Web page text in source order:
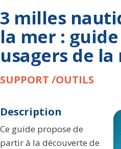
3 milles
la mer :
usagers de la
SUPPORT /OUTILS
Description
Ce guide propose de
partir à la découverte de